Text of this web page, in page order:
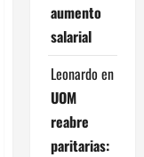
aumento
salarial
Leonardo en
UOM
reabre
paritarias: